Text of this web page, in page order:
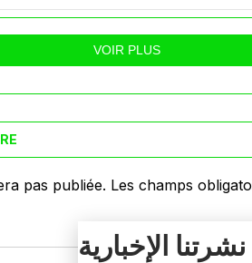
VOIR PLUS
pas publiée. Les champs